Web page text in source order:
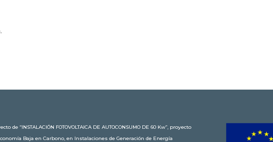
de “INSTALACIÓN FOTOVOLTAICA DE AUTOCONSUMO DE 60 Kw”, proyecto
Baja en Carbono, en Instalaciones de Generación de Energía